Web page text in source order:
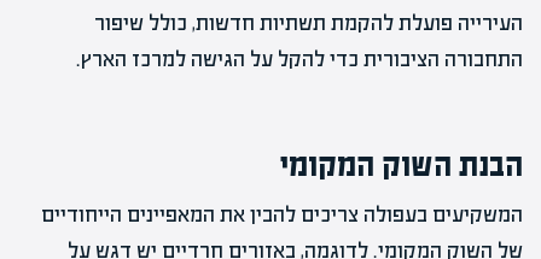
העירייה פועלת להקמת תשתיות חדשות, כולל שיפור
התחבורה הציבורית כדי להקל על הגישה למרכז הארץ.
הבנת השוק המקומי
המשקיעים בעפולה צריכים להבין את המאפיינים הייחודיים
של השוק המקומי. לדוגמה, באזורים חרדיים יש דגש על